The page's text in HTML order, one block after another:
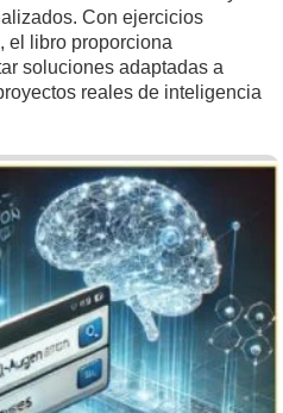
Con ejercicios
el libro proporciona
soluciones adaptadas a
reales de inteligencia